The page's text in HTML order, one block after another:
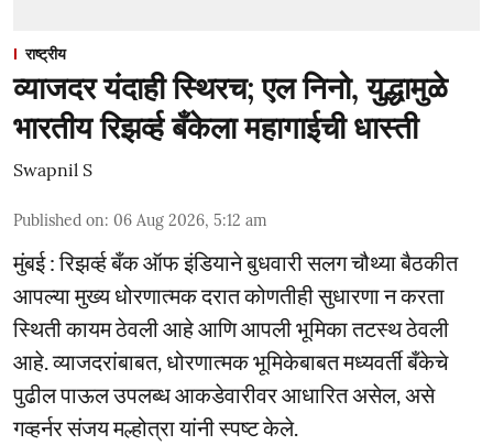
राष्ट्रीय
व्याजदर यंदाही स्थिरच; एल निनो, युद्धामुळे
भारतीय रिझर्व्ह बँकेला महागाईची धास्ती
Swapnil S
Published on: 06 Aug 2026, 5:12 am
मुंबई : रिझर्व्ह बँक ऑफ इंडियाने बुधवारी सलग चौथ्या बैठकीत
आपल्या मुख्य धोरणात्मक दरात कोणतीही सुधारणा न करता
स्थिती कायम ठेवली आहे आणि आपली भूमिका तटस्थ ठेवली
आहे. व्याजदरांबाबत, धोरणात्मक भूमिकेबाबत मध्यवर्ती बँकेचे
पुढील पाऊल उपलब्ध आकडेवारीवर आधारित असेल, असे
गव्हर्नर संजय मल्होत्रा यांनी स्पष्ट केले.